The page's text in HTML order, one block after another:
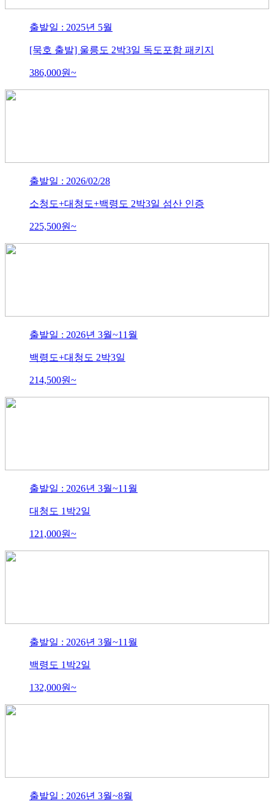
출발일 : 2025년 5월
[묵호 출발] 울릉도 2박3일 독도포함 패키지
386,000원~
출발일 : 2026/02/28
소청도+대청도+백령도 2박3일 섬산 인증
225,500원~
출발일 : 2026년 3월~11월
백령도+대청도 2박3일
214,500원~
출발일 : 2026년 3월~11월
대청도 1박2일
121,000원~
출발일 : 2026년 3월~11월
백령도 1박2일
132,000원~
출발일 : 2026년 3월~8월